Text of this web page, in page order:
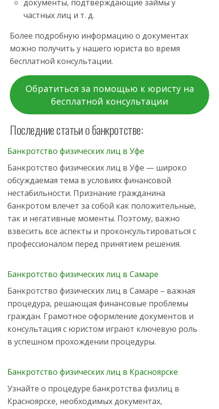
документы, подтверждающие займы у
частных лиц и т. д.
Более подробную информацию о документах
можно получить у нашего юриста во время
бесплатной консультации.
Обратиться за помощью к юристу на
бесплатной консультации
Последние статьи о банкротстве:
Банкротство физических лиц в Уфе
Банкротство физических лиц в Уфе — широко
обсуждаемая тема в условиях финансовой
нестабильности. Признание гражданина
банкротом влечет за собой как положительные,
так и негативные моменты. Поэтому, важно
взвесить все аспекты и проконсультироваться с
профессионалом перед принятием решения.
Банкротство физических лиц в Самаре
Банкротство физических лиц в Самаре – важная
процедура, решающая финансовые проблемы
граждан. Грамотное оформление документов и
консультация с юристом играют ключевую роль
в успешном прохождении процедуры.
Банкротство физических лиц в Красноярске
Узнайте о процедуре банкротства физлиц в
Красноярске, необходимых документах,